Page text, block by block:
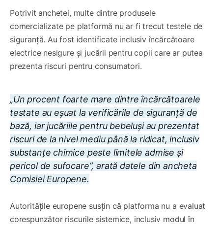
Potrivit anchetei, multe dintre produsele
comercializate pe platformă nu ar fi trecut testele de
siguranță. Au fost identificate inclusiv încărcătoare
electrice nesigure și jucării pentru copii care ar putea
prezenta riscuri pentru consumatori.
„Un procent foarte mare dintre încărcătoarele
testate au eșuat la verificările de siguranță de
bază, iar jucăriile pentru bebeluși au prezentat
riscuri de la nivel mediu până la ridicat, inclusiv
substanțe chimice peste limitele admise și
pericol de sufocare”, arată datele din ancheta
Comisiei Europene.
Autoritățile europene susțin că platforma nu a evaluat
corespunzător riscurile sistemice, inclusiv modul în